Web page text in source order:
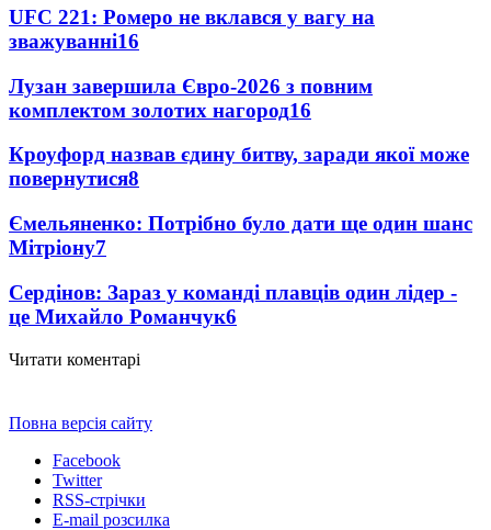
UFC 221: Ромеро не вклався у вагу на
зважуванні16
Лузан завершила Євро-2026 з повним
комплектом золотих нагород16
Кроуфорд назвав єдину битву, заради якої може
повернутися8
Ємельяненко: Потрібно було дати ще один шанс
Мітріону7
Сердінов: Зараз у команді плавців один лідер -
це Михайло Романчук6
Читати коментарі
Повна версія сайту
Facebook
Twitter
RSS-стрічки
E-mail розсилка